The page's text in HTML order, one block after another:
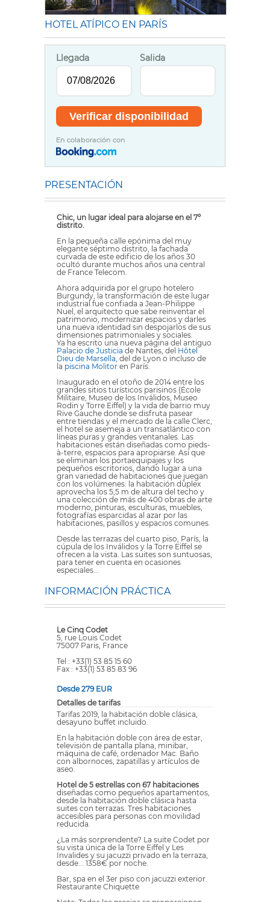
HOTEL ATÍPICO EN PARÍS
Llegada Salida
En colaboración con
PRESENTACIÓN
Chic, un lugar ideal para alojarse en el 7º
distrito.
En la pequeña calle epónima del muy
elegante séptimo distrito, la fachada
curvada de este edificio de los años 30
ocultó durante muchos años una central
de France Telecom.
Ahora adquirida por el grupo hotelero
Burgundy, la transformación de este lugar
industrial fue confiada a Jean-Philippe
Nuel, el arquitecto que sabe reinventar el
patrimonio, modernizar espacios y darles
una nueva identidad sin despojarlos de sus
dimensiones patrimoniales y sociales.
Ya ha escrito una nueva página del antiguo
Palacio de Justicia de Nantes, del Hôtel
Dieu de Marsella, del de Lyon o incluso de
la piscina Molitor en París.
Inaugurado en el otoño de 2014 entre los
grandes sitios turísticos parisinos (École
Militaire, Museo de los Inválidos, Museo
Rodin y Torre Eiffel) y la vida de barrio muy
Rive Gauche donde se disfruta pasear
entre tiendas y el mercado de la calle Clerc,
el hotel se asemeja a un transatlántico con
líneas puras y grandes ventanales. Las
habitaciones están diseñadas como pieds-
à-terre, espacios para apropiarse. Así que
se eliminan los portaequipajes y los
pequeños escritorios, dando lugar a una
gran variedad de habitaciones que juegan
con los volúmenes: la habitación dúplex
aprovecha los 5,5 m de altura del techo y
una colección de más de 400 obras de arte
moderno, pinturas, esculturas, muebles,
fotografías esparcidas al azar por las
habitaciones, pasillos y espacios comunes.
Desde las terrazas del cuarto piso, París, la
cúpula de los Inválidos y la Torre Eiffel se
ofrecen a la vista. Las suites son suntuosas,
para tener en cuenta en ocasiones
especiales...
INFORMACIÓN PRÁCTICA
Le Cinq Codet
5, rue Louis Codet
75007 Paris, France
Tel : +33(1) 53 85 15 60
Fax : +33(1) 53 85 83 96
Desde 279 EUR
Detalles de tarifas
Tarifas 2019, la habitación doble clásica,
desayuno buffet incluido.
En la habitación doble con área de estar,
televisión de pantalla plana, minibar,
máquina de café, ordenador Mac. Baño
con albornoces, zapatillas y artículos de
aseo.
Hotel de 5 estrellas con 67 habitaciones
diseñadas como pequeños apartamentos,
desde la habitación doble clásica hasta
suites con terrazas. Tres habitaciones
accesibles para personas con movilidad
reducida.
¿La más sorprendente? La suite Codet por
su vista única de la Torre Eiffel y Les
Invalides y su jacuzzi privado en la terraza,
desde... 1358€ por noche.
Bar, spa en el 3er piso con jacuzzi exterior.
Restaurante Chiquette